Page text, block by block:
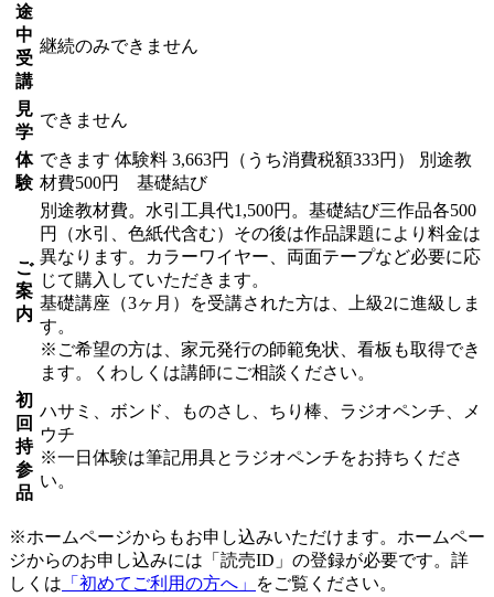
途
中
受
講
継続のみできません
見
学
できません
体
験
できます 体験料 3,663円（うち消費税額333円）
別途教
材費500円 基礎結び
ご
案
内
別途教材費。水引工具代1,500円。基礎結び三作品各500
円（水引、色紙代含む）その後は作品課題により料金は
異なります。カラーワイヤー、両面テープなど必要に応
じて購入していただきます。
基礎講座（3ヶ月）を受講された方は、上級2に進級しま
す。
※ご希望の方は、家元発行の師範免状、看板も取得でき
ます。くわしくは講師にご相談ください。
初
回
持
参
品
ハサミ、ボンド、ものさし、ちり棒、ラジオペンチ、メ
ウチ
※一日体験は筆記用具とラジオペンチをお持ちくださ
い。
※ホームページからもお申し込みいただけます。ホームペー
ジからのお申し込みには「読売ID」の登録が必要です。詳
しくは 「初めてご利用の方へ」 をご覧ください。